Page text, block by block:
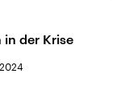
in der Krise